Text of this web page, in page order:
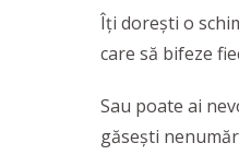
Îți dorești o
care să bifeze
Sau poate ai
găsești